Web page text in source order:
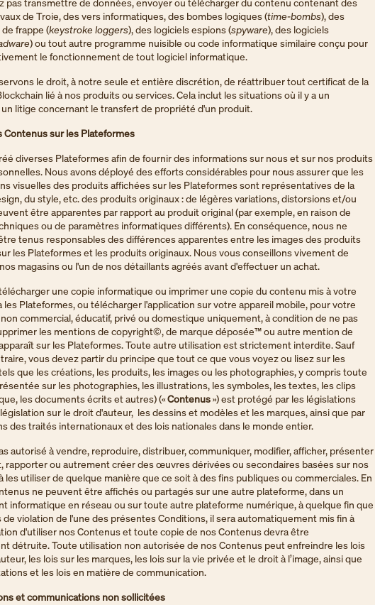
pas transmettre de données, envoyer ou télécharger du contenu contenant des
de Troie, des vers informatiques, des bombes logiques (time-bombs), des
frappe (keystroke loggers), des logiciels espions (spyware), des logiciels
) ou tout autre programme nuisible ou code informatique similaire conçu pour
le fonctionnement de tout logiciel informatique.
le droit, à notre seule et entière discrétion, de réattribuer tout certificat de la
lié à nos produits ou services. Cela inclut les situations où il y a un
litige concernant le transfert de propriété d'un produit.
Contenus sur les Plateformes
diverses Plateformes afin de fournir des informations sur nous et sur nos produits
Nous avons déployé des efforts considérables pour nous assurer que les
visuelles des produits affichées sur les Plateformes sont représentatives de la
du style, etc. des produits originaux : de légères variations, distorsions et/ou
être apparentes par rapport au produit original (par exemple, en raison de
ou de paramètres informatiques différents). En conséquence, nous ne
tenus responsables des différences apparentes entre les images des produits
les Plateformes et les produits originaux. Nous vous conseillons vivement de
magasins ou l'un de nos détaillants agréés avant d'effectuer un achat.
une copie informatique ou imprimer une copie du contenu mis à votre
les Plateformes, ou télécharger l'application sur votre appareil mobile, pour votre
commercial, éducatif, privé ou domestique uniquement, à condition de ne pas
les mentions de copyright©, de marque déposée™ ou autre mention de
sur les Plateformes. Toute autre utilisation est strictement interdite. Sauf
vous devez partir du principe que tout ce que vous voyez ou lisez sur les
que les créations, les produits, les images ou les photographies, y compris toute
sur les photographies, les illustrations, les symboles, les textes, les clips
les documents écrits et autres) («Contenus») est protégé par les législations
sur le droit d'auteur, les dessins et modèles et les marques, ainsi que par
des traités internationaux et des lois nationales dans le monde entier.
autorisé à vendre, reproduire, distribuer, communiquer, modifier, afficher, présenter
rapporter ou autrement créer des œuvres dérivées ou secondaires basées sur nos
les utiliser de quelque manière que ce soit à des fins publiques ou commerciales. En
ne peuvent être affichés ou partagés sur une autre plateforme, dans un
informatique en réseau ou sur toute autre plateforme numérique, à quelque fin que
de violation de l'une des présentes Conditions, il sera automatiquement mis fin à
d'utiliser nos Contenus et toute copie de nos Contenus devra être
détruite. Toute utilisation non autorisée de nos Contenus peut enfreindre les lois
les lois sur les marques, les lois sur la vie privée et le droit à l’image, ainsi que
et les lois en matière de communication.
et communications non sollicitées